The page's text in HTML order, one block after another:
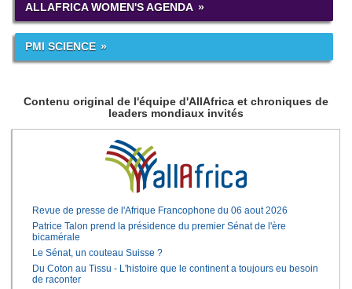
ALLAFRICA WOMEN'S AGENDA
PMI SCIENCE
Contenu original de l'équipe d'AllAfrica et chroniques de
leaders mondiaux invités
Revue de presse de l'Afrique Francophone du 06 aout 2026
Patrice Talon prend la présidence du premier Sénat de l'ère
bicamérale
Le Sénat, un couteau Suisse ?
Du Coton au Tissu - L'histoire que le continent a toujours eu besoin
de raconter